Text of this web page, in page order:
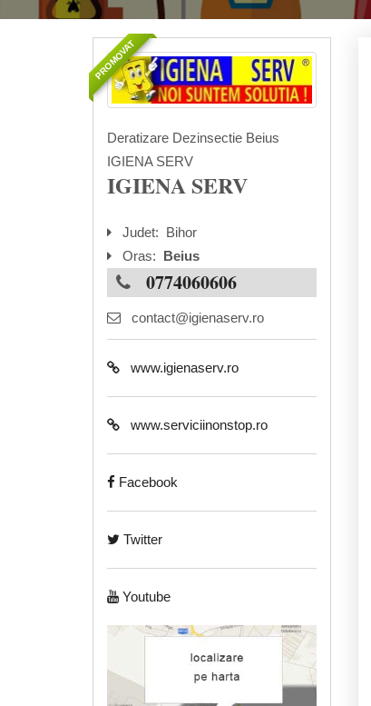
PROMOVAT
Deratizare Dezinsectie Beius
IGIENA SERV
IGIENA SERV
Judet: Bihor
Oras: Beius
0774060606
contact@igienaserv.ro
www.igienaserv.ro
www.serviciinonstop.ro
Facebook
Twitter
Youtube